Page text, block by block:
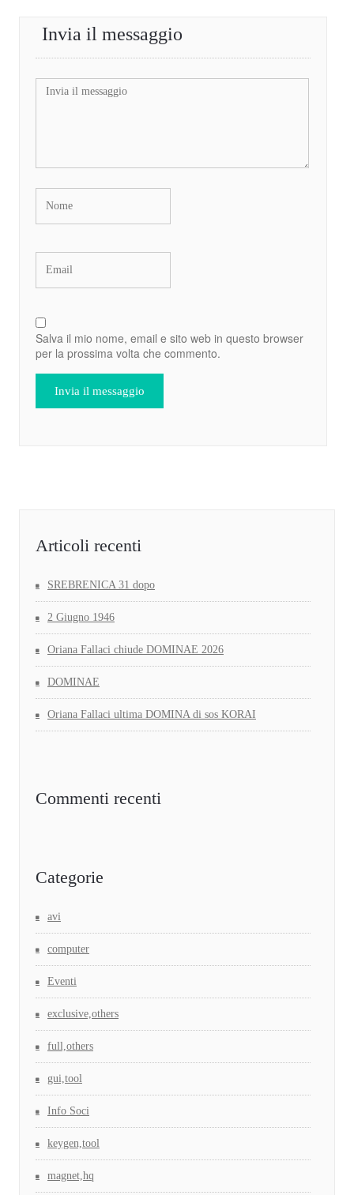
Invia il messaggio
Salva il mio nome, email e sito web in questo browser
per la prossima volta che commento.
Articoli recenti
SREBRENICA 31 dopo
2 Giugno 1946
Oriana Fallaci chiude DOMINAE 2026
DOMINAE
Oriana Fallaci ultima DOMINA di sos KORAI
Commenti recenti
Categorie
avi
computer
Eventi
exclusive,others
full,others
gui,tool
Info Soci
keygen,tool
magnet,hq